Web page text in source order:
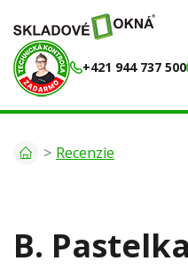
+421 944 737 500
Recenzie
B. Pastelka